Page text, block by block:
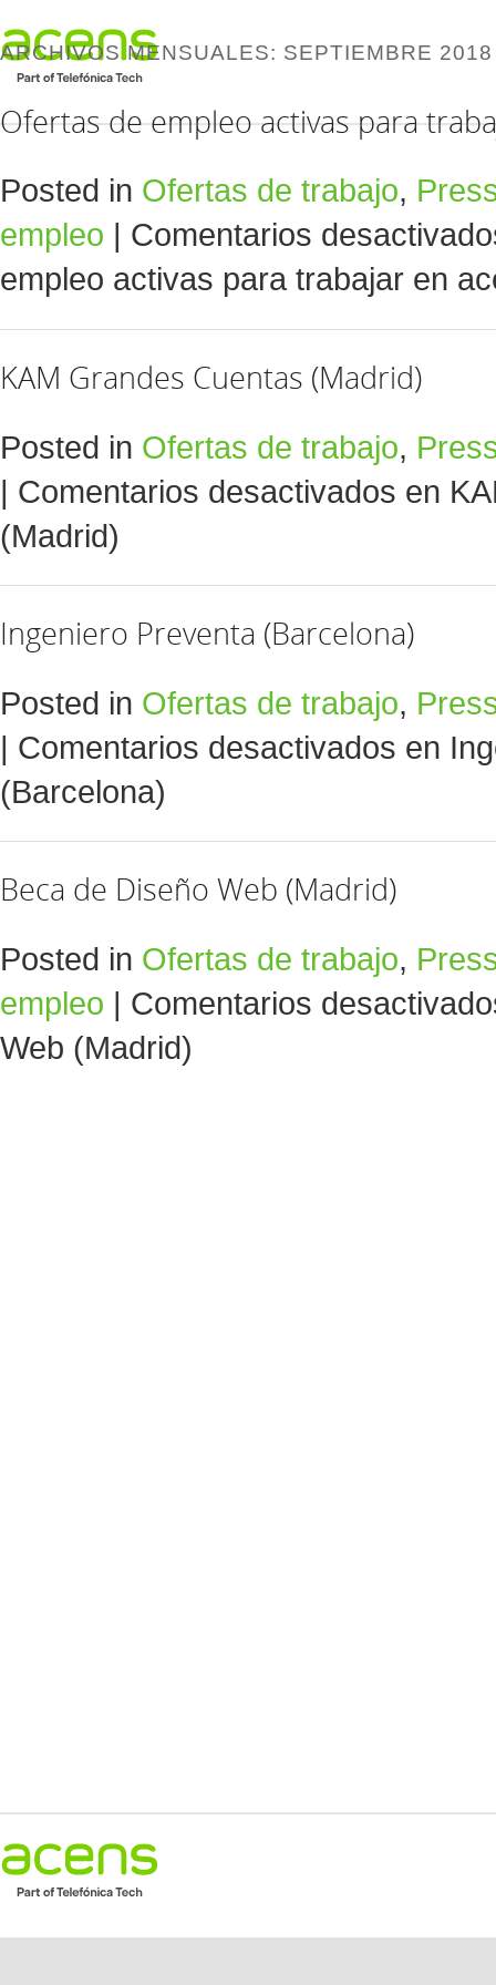
ARCHIVOS MENSUALES: SEPTIEMBRE 2018
Ofertas de empleo activas para
Posted in Ofertas de trabajo,
empleo
Comentarios
empleo activas para trabajar en
KAM Grandes Cuentas (Madrid)
Posted in Ofertas de trabajo,
| Comentarios desactivados en
(Madrid)
Ingeniero Preventa (Barcelona)
Posted in Ofertas de trabajo,
| Comentarios desactivados en
(Barcelona)
Beca de Diseño Web (Madrid)
Posted in Ofertas de trabajo,
empleo | Comentarios
Web (Madrid)